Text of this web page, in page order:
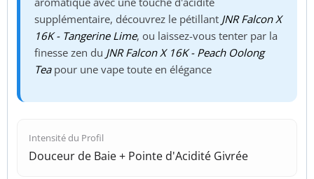
supplémentaire, découvrez le pétillant JNR Falcon X
16K - Tangerine Lime, ou laissez-vous tenter par la
finesse zen du JNR Falcon X 16K - Peach Oolong
Teapour une vape toute en élégance
Intensité du Profil
Douceur de Baie + Pointe d'Acidité Givrée